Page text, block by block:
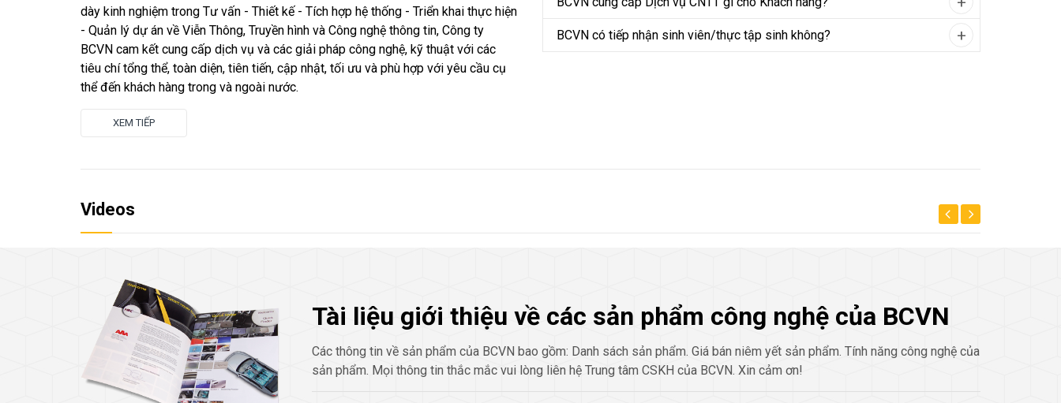
dày kinh nghiệm trong Tư vấn - Thiết kế - Tích hợp hệ thống - Triển khai thực hiện
- Quản lý dự án về Viễn Thông, Truyền hình và Công nghệ thông tin, Công ty
BCVN cam kết cung cấp dịch vụ và các giải pháp công nghệ, kỹ thuật với các
tiêu chí tổng thể, toàn diện, tiên tiến, cập nhật, tối ưu và phù hợp với yêu cầu cụ
thể đến khách hàng trong và ngoài nước.
XEM TIẾP
BCVN có tiếp nhận sinh viên/thực tập sinh không?
Videos
Tài liệu giới thiệu về các sản phẩm công nghệ của BCVN
Các thông tin về sản phẩm của BCVN bao gồm: Danh sách sản phẩm. Giá bán niêm yết sản phẩm. Tính năng công nghệ của
sản phẩm. Mọi thông tin thắc mắc vui lòng liên hệ Trung tâm CSKH của BCVN. Xin cảm ơn!